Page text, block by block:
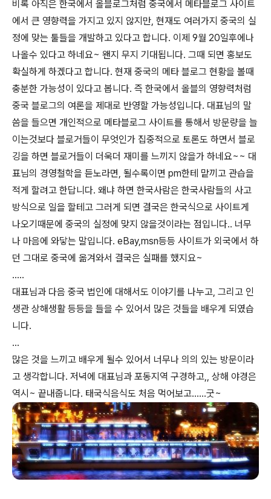
비록 아직은 한국에서 올블로그처럼 중국에서 메타블로그 사이트
에서 큰 영향력을 가지고 있지 않지만, 현재도 여러가지 중국의 실
정에 맞는 툴들을 개발하고 있다고 합니다. 이제 9월 20일후에나
나올수 있다고 하네요~ 왠지 무지 기대됩니다. 그때 되면 홍보도
확실하게 하겠다고 합니다. 현재 중국의 메타 블로그 현황을 볼때
충분한 가능성이 있다고 봅니다. 즉 한국에서 올블의 영향력처럼
중국 블로그의 여론을 제대로 반영할 가능성입니다. 대표님의 말
씀을 들으면 개인적으로 메타블로그 사이트를 통해서 방문량을 늘
이는것보다 블로거들이 무엇인가 집중적으로 토론도 하면서 블로
깅을 하면 블로거들이 더욱더 재미를 느끼지 않을가 하네요~~ 대
표님의 경영철학을 듣노라면, 될수록이면 pm한테 맡끼고 관습을
적게 할려고 한답니다. 왜냐 하면 한국사람은 한국사람들의 사고
방식으로 일을 할테고 그러게 되면 결국은 한국식으로 사이트게
나오기때문에 중국의 실정에 맞지 않을것이라는 점입니다.. 너무
나 마음에 와닿는 말입니다. eBay,msn등등 사이트가 외국에서 하
던 그대로 중국에 옮겨와서 결국은 실패를 했지요~
.....
대표님과 다음 중국 법인에 대해서도 이야기를 나누고, 그리고 인
생관 상해생활 등등을 들을 수 있어서 많은 것들을 배우게 되였습
니다.
...
많은 것을 느끼고 배우게 될수 있어서 너무나 의의 있는 방문이라
고 생각합니다. 저녁에 대표님과 포동지역 구경하고,, 상해 야경은
역시~ 끝내줍니다. 태국식음식도 처음 먹어보고......굿~